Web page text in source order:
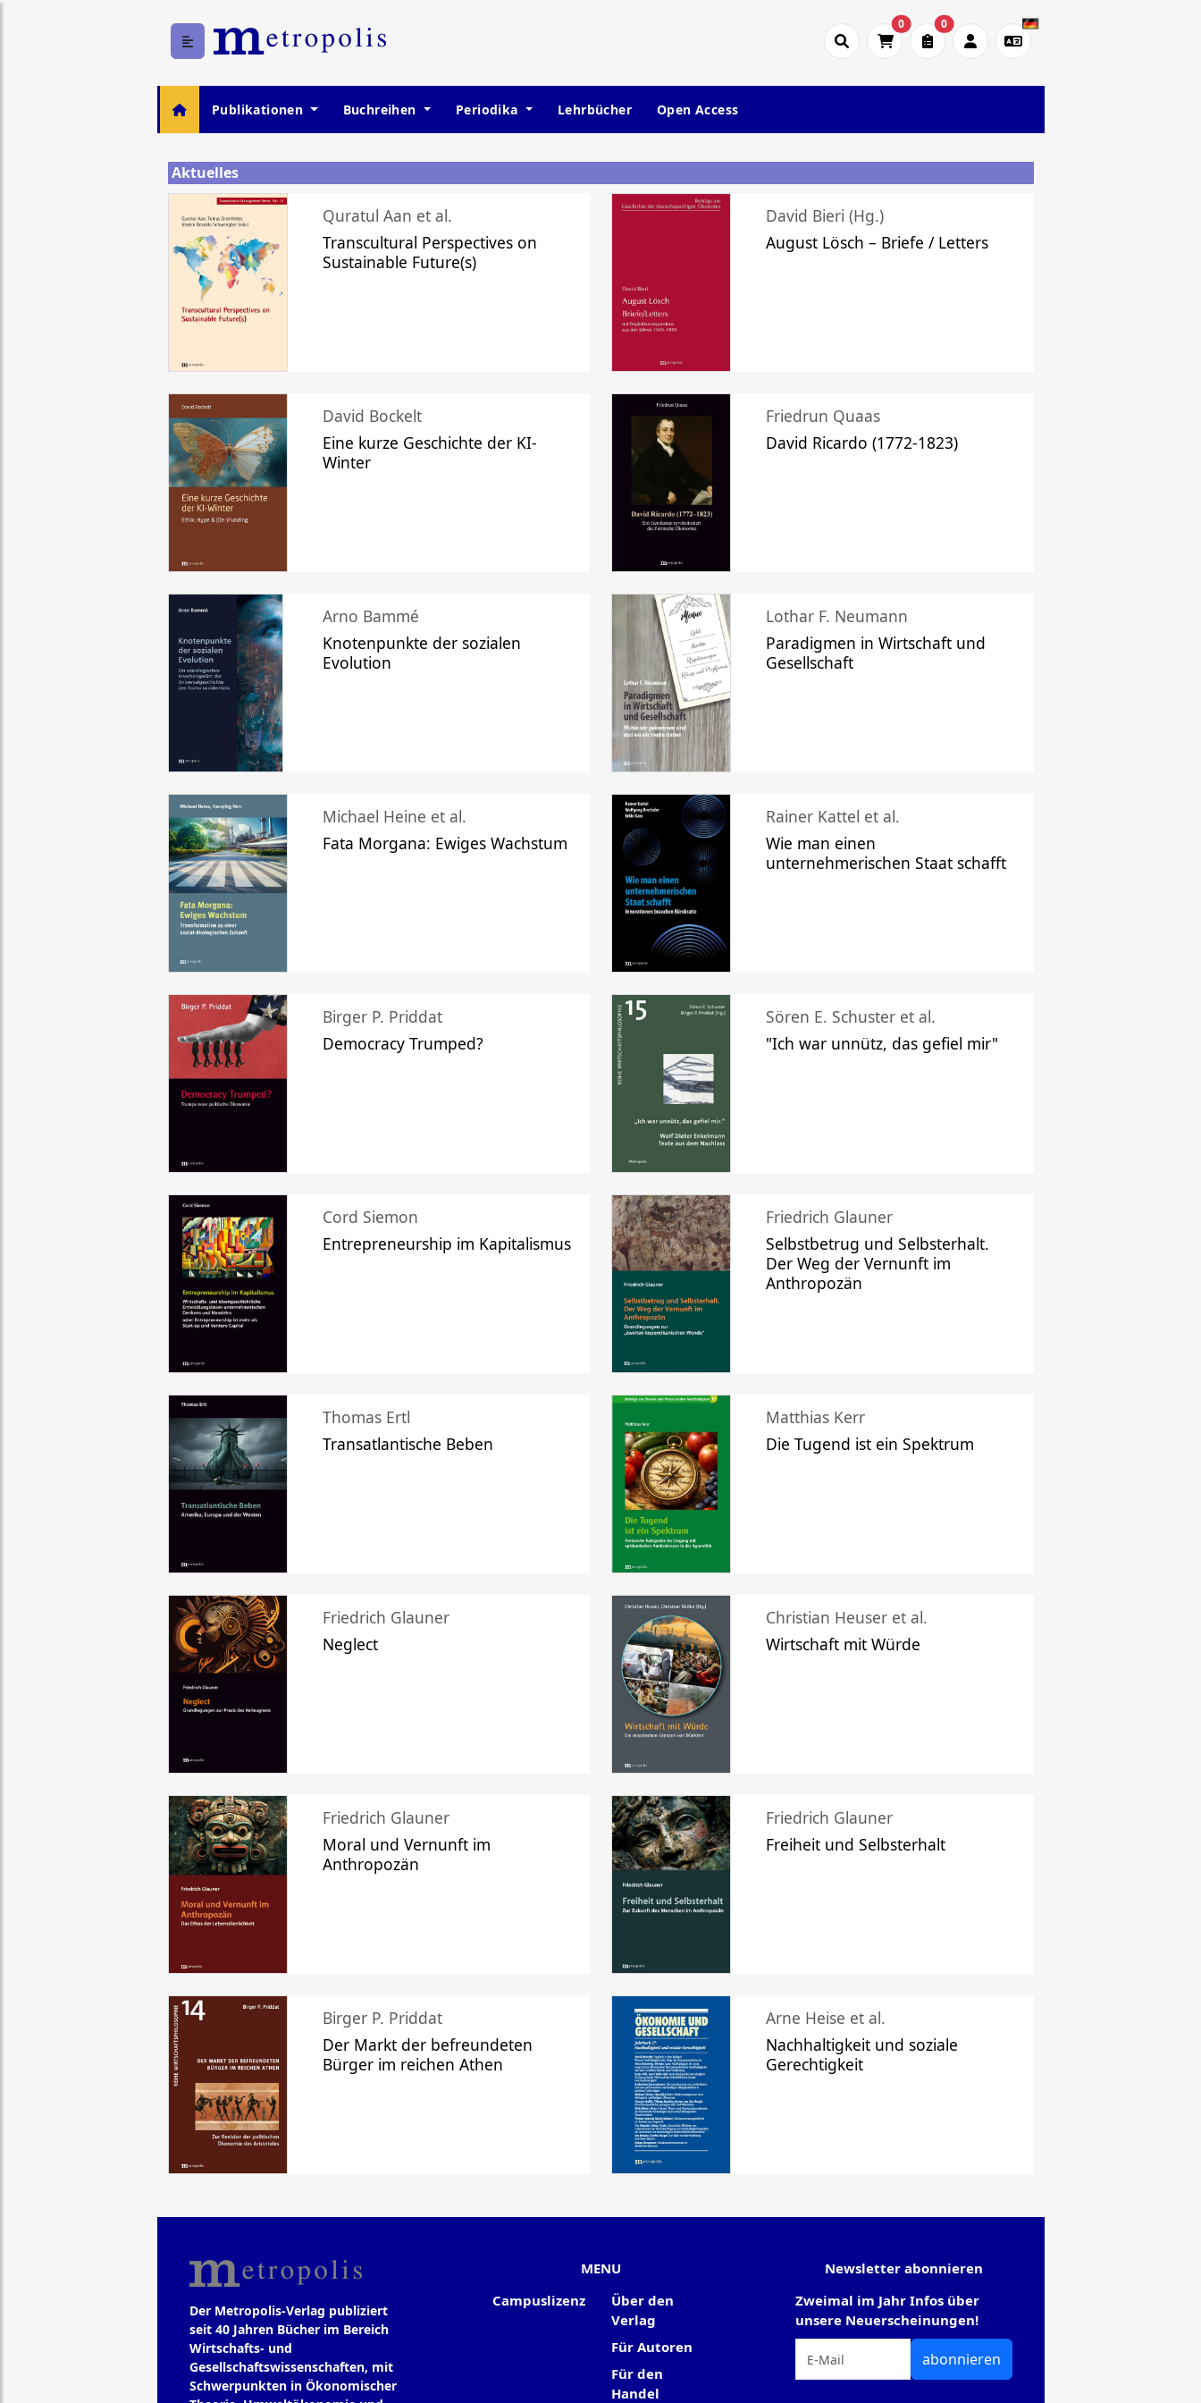
0 0
Publikationen Buchreihen Periodika Lehrbücher Open Access
Aktuelles
Quratul Aan et al.
Transcultural Perspectives on
Sustainable Future(s)
David Bieri (Hg.)
August Lösch – Briefe / Letters
David Bockelt
Eine kurze Geschichte der KI-
Winter
Friedrun Quaas
David Ricardo (1772-1823)
Arno Bammé
Knotenpunkte der sozialen
Evolution
Lothar F. Neumann
Paradigmen in Wirtschaft und
Gesellschaft
Michael Heine et al.
Fata Morgana: Ewiges Wachstum
Rainer Kattel et al.
Wie man einen
unternehmerischen Staat schafft
Birger P. Priddat
Democracy Trumped?
Sören E. Schuster et al.
"Ich war unnütz, das gefiel mir"
Cord Siemon
Entrepreneurship im Kapitalismus
Friedrich Glauner
Selbstbetrug und Selbsterhalt.
Der Weg der Vernunft im
Anthropozän
Thomas Ertl
Transatlantische Beben
Matthias Kerr
Die Tugend ist ein Spektrum
Friedrich Glauner
Neglect
Christian Heuser et al.
Wirtschaft mit Würde
Friedrich Glauner
Moral und Vernunft im
Anthropozän
Friedrich Glauner
Freiheit und Selbsterhalt
Birger P. Priddat
Der Markt der befreundeten
Bürger im reichen Athen
Arne Heise et al.
Nachhaltigkeit und soziale
Gerechtigkeit
Der Metropolis-Verlag publiziert
seit 40 Jahren Bücher im Bereich
Wirtschafts- und
Gesellschaftswissenschaften, mit
Schwerpunkten in Ökonomischer
MENU
Campuslizenz
Über den
Verlag
Für Autoren
Für den
Handel
Newsletter abonnieren
Zweimal im Jahr Infos über
unsere Neuerscheinungen!
abonnieren